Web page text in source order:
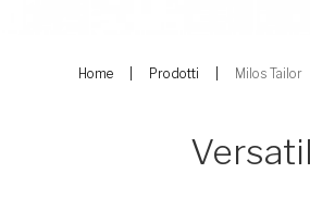
Home Prodotti Milos Tailor